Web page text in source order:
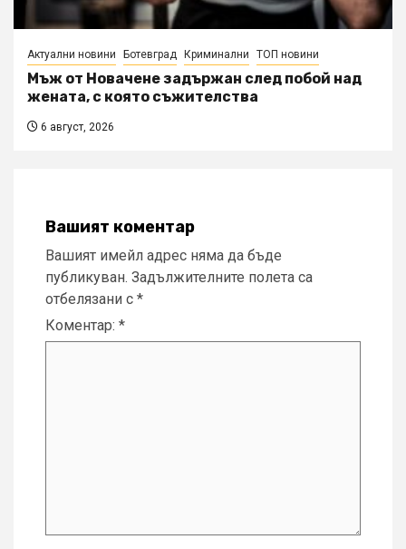
Актуални новини Ботевград Криминални ТОП новини
Мъж от Новачене задържан след побой над
жената, с която съжителства
6 август, 2026
Вашият коментар
Вашият имейл адрес няма да бъде
публикуван. Задължителните полета са
отбелязани с *
Коментар: *